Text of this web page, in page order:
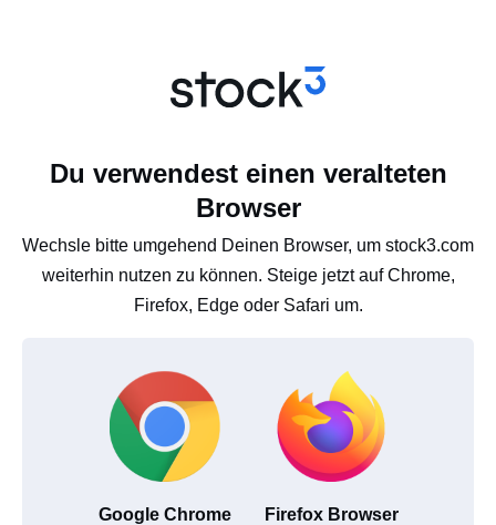
Du verwendest einen veralteten
Browser
Wechsle bitte umgehend Deinen Browser, um stock3.com
weiterhin nutzen zu können. Steige jetzt auf Chrome,
Firefox, Edge oder Safari um.
Google Chrome Firefox Browser